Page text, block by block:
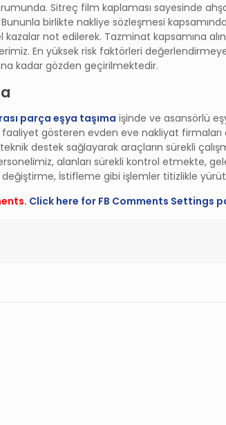
Sitreç film kaplaması sayesinde
birlikte nakliye sözleşmesi kapsamında.
not edilerek. Tazminat kapsamına
En yüksek risk faktörleri
kadar gözden geçirilmektedir.
parça eşya taşıma işinde ve asansörlü
faaliyet gösteren evden eve nakliyat
destek sağlayarak araçların sürekli
alanları sürekli kontrol etmekte,
değiştirme, İstifleme gibi işlemler titizlikle
Click here for FB Comments Settings